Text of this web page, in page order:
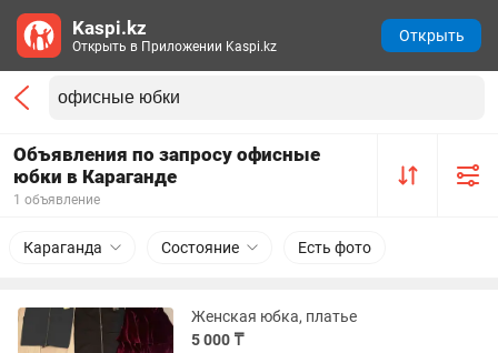
Объявления по запросу офисные
юбки в Караганде
1 объявление
Караганда Состояние Есть фото
Женская юбка, платье
5 000 ₸
Kaspi.kz
Открыть в Приложении Kaspi.kz
Открыть